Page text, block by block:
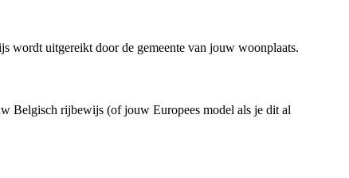
wordt uitgereikt door de gemeente van jouw woonplaats.
Belgisch rijbewijs (of jouw Europees model als je dit al